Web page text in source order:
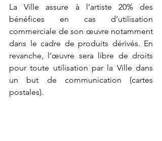
La Ville assure à l’artiste 20% des
bénéfices en cas d’utilisation
commerciale de son œuvre notamment
dans le cadre de produits dérivés. En
revanche, l’œuvre sera libre de droits
pour toute utilisation par la Ville dans
un but de communication (cartes
postales).